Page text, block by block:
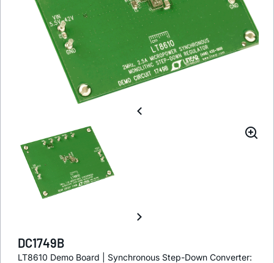
DC1749B
LT8610 Demo Board | Synchronous Step-Down Converter: